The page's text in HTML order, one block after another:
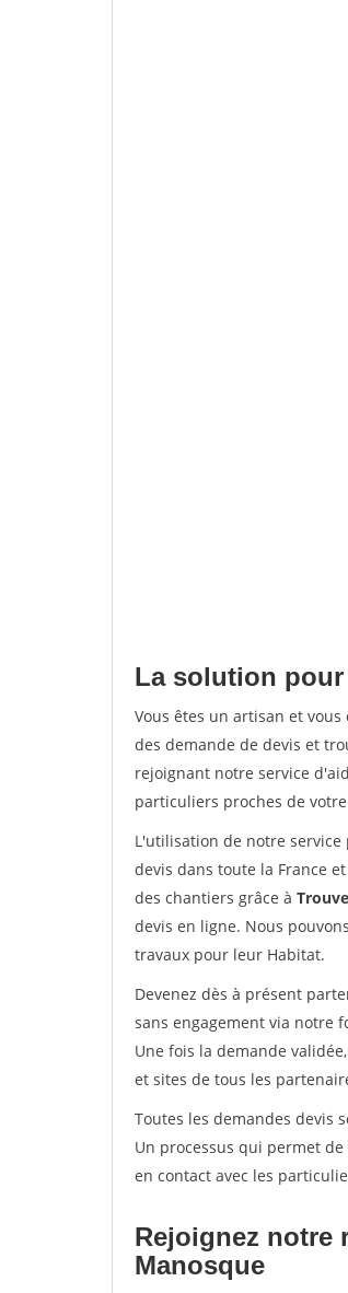
La solution
Vous êtes un artisan et
des demande de devis et
rejoignant notre service
particuliers proches de
L'utilisation de notre
devis dans toute la France
des chantiers grâce à
devis en ligne. Nous
travaux pour leur Habitat.
Devenez dès à présent
sans engagement via notre
Une fois la demande
et sites de tous les
Toutes les demandes devis
Un processus qui permet
en contact avec les
Rejoignez notre
Manosque